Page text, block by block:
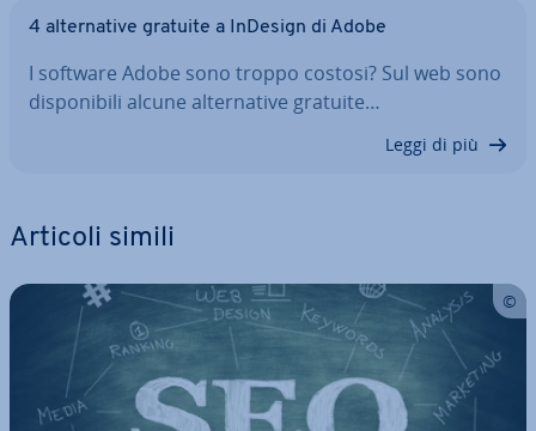
4 al­ter­na­ti­ve gratuite a InDesign di Adobe
I software Adobe sono troppo costosi? Sul web sono
di­spo­ni­bi­li alcune al­ter­na­ti­ve gratuite…
Leggi di più
Articoli simili